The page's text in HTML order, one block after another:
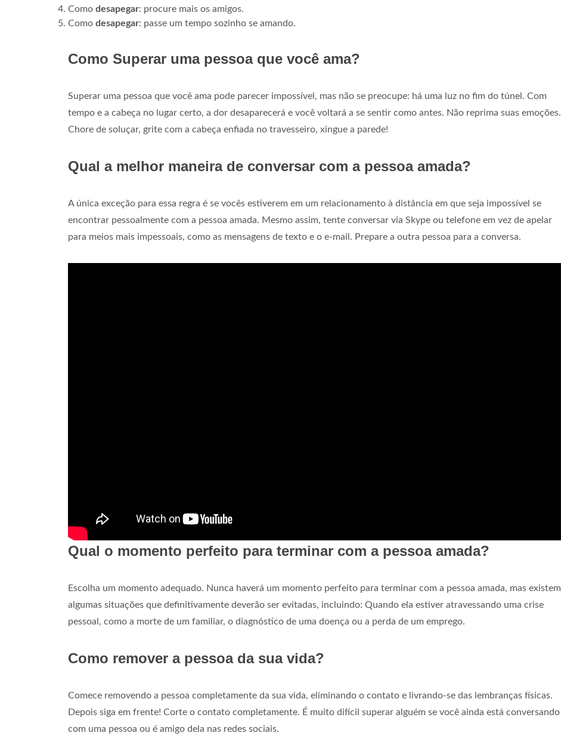
Como desapegar: procure mais os amigos.
Como desapegar: passe um tempo sozinho se amando.
Como Superar uma pessoa que você ama?
Superar uma pessoa que você ama pode parecer impossível, mas não se preocupe: há uma luz no fim do túnel. Com
tempo e a cabeça no lugar certo, a dor desaparecerá e você voltará a se sentir como antes. Não reprima suas emoções.
Chore de soluçar, grite com a cabeça enfiada no travesseiro, xingue a parede!
Qual a melhor maneira de conversar com a pessoa amada?
A única exceção para essa regra é se vocês estiverem em um relacionamento à distância em que seja impossível se
encontrar pessoalmente com a pessoa amada. Mesmo assim, tente conversar via Skype ou telefone em vez de apelar
para meios mais impessoais, como as mensagens de texto e o e-mail. Prepare a outra pessoa para a conversa.
Qual o momento perfeito para terminar com a pessoa amada?
Escolha um momento adequado. Nunca haverá um momento perfeito para terminar com a pessoa amada, mas existem
algumas situações que definitivamente deverão ser evitadas, incluindo: Quando ela estiver atravessando uma crise
pessoal, como a morte de um familiar, o diagnóstico de uma doença ou a perda de um emprego.
Como remover a pessoa da sua vida?
Comece removendo a pessoa completamente da sua vida, eliminando o contato e livrando-se das lembranças físicas.
Depois siga em frente! Corte o contato completamente. É muito difícil superar alguém se você ainda está conversando
com uma pessoa ou é amigo dela nas redes sociais.